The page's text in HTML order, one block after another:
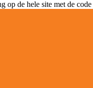
de hele site met de code